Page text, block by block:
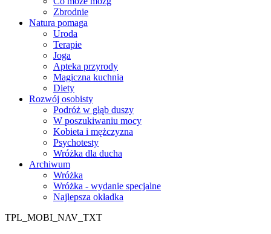
Zbrodnie
Natura pomaga
Uroda
Terapie
Joga
Apteka przyrody
Magiczna kuchnia
Diety
Rozwój osobisty
Podróż w głąb duszy
W poszukiwaniu mocy
Kobieta i mężczyzna
Psychotesty
Wróżka dla ducha
Archiwum
Wróżka
Wróżka - wydanie specjalne
Najlepsza okładka
TPL_MOBI_NAV_TXT